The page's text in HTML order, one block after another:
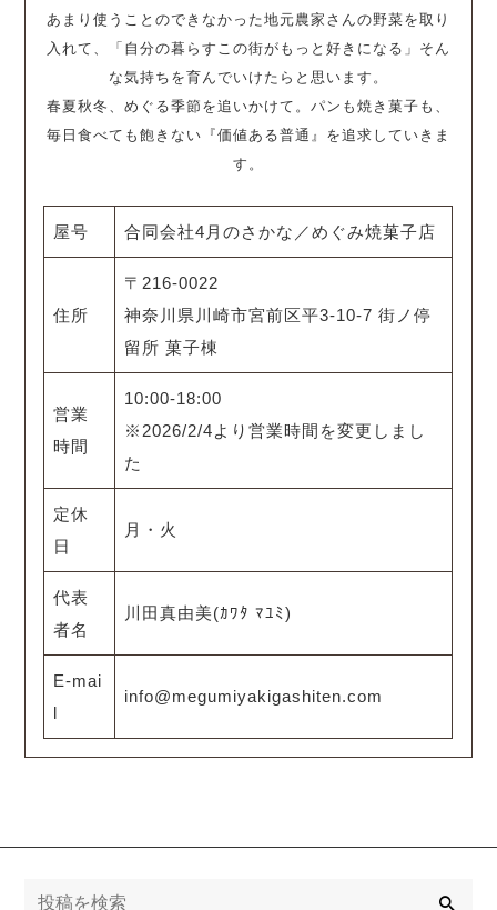
あまり使うことのできなかった地元農家さんの野菜を取り
入れて、「自分の暮らすこの街がもっと好きになる」そん
な気持ちを育んでいけたらと思います。
春夏秋冬、めぐる季節を追いかけて。パンも焼き菓子も、
毎日食べても飽きない『価値ある普通』を追求していきま
す。
屋号 合同会社4月のさかな／めぐみ焼菓子店
住所
〒216-0022
神奈川県川崎市宮前区平3-10-7 街ノ停
留所 菓子棟
営業
時間
10:00-18:00
※2026/2/4より営業時間を変更しまし
た
定休
日
月・火
代表
者名
川田真由美(ｶﾜﾀ ﾏﾕﾐ)
E-mai
l
info@megumiyakigashiten.com